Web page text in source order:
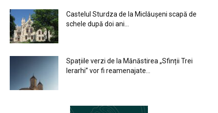
Castelul Sturdza de la Miclăușeni scapă de
schele după doi ani...
Spațiile verzi de la Mănăstirea „Sfinții Trei
Ierarhi” vor fi reamenajate...